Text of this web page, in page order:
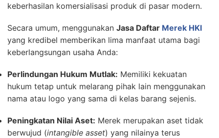
keberhasilan komersialisasi produk di pasar modern.
Secara umum, menggunakan Jasa Daftar Merek HKI
yang kredibel memberikan lima manfaat utama bagi
keberlangsungan usaha Anda:
Perlindungan Hukum Mutlak: Memiliki kekuatan
hukum tetap untuk melarang pihak lain menggunakan
nama atau logo yang sama di kelas barang sejenis.
Peningkatan Nilai Aset: Merek merupakan aset tidak
berwujud (intangible asset) yang nilainya terus